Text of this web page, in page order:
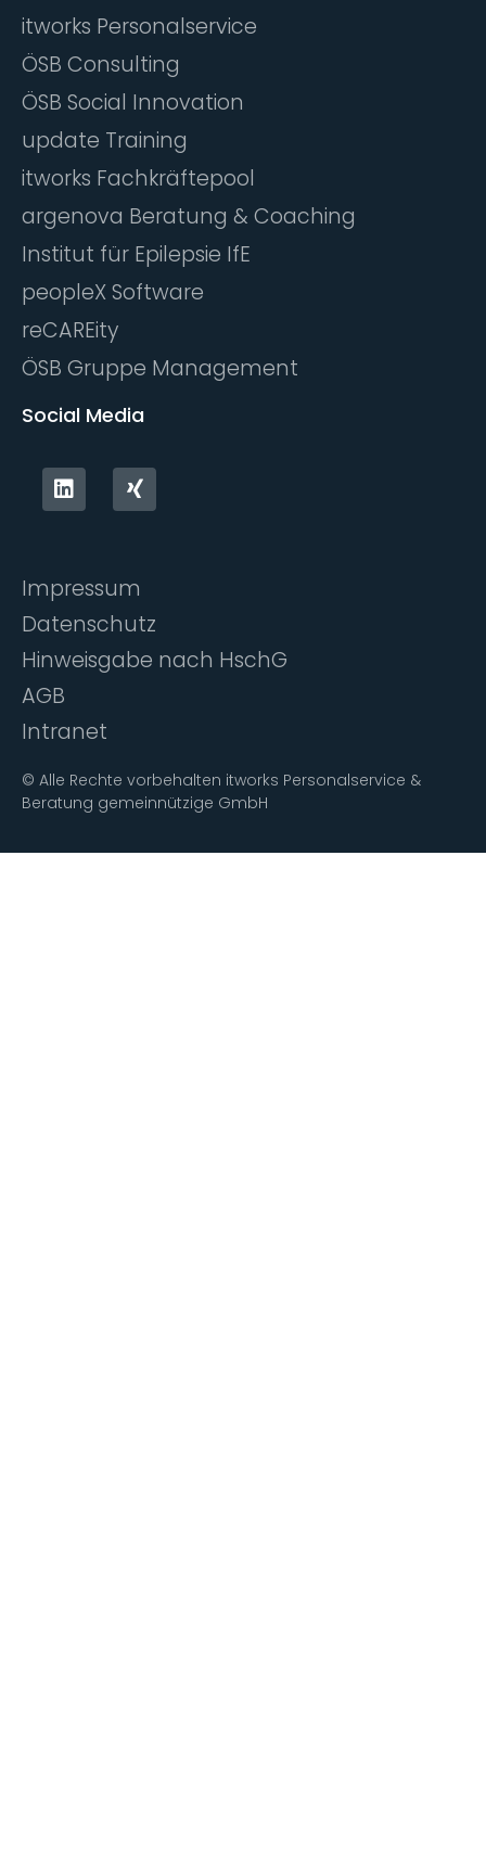
itworks Personalservice
ÖSB Consulting
ÖSB Social Innovation
update Training
itworks Fachkräftepool
argenova Beratung & Coaching
Institut für Epilepsie IfE
peopleX Software
reCAREity
ÖSB Gruppe Management
Social Media
Impressum
Datenschutz
Hinweisgabe nach HschG
AGB
Intranet
© Alle Rechte vorbehalten itworks Personalservice &
Beratung gemeinnützige GmbH